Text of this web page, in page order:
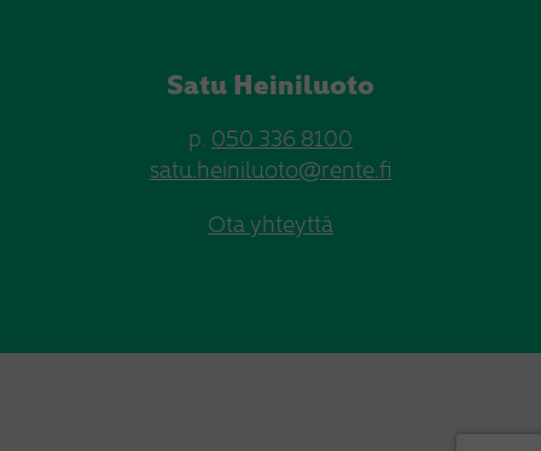
Satu Heiniluoto
p. 050 336 8100
satu.heiniluoto@rente.fi
Ota yhteyttä